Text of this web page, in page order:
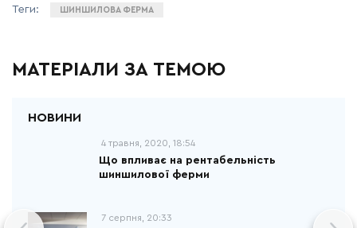
ШИНШИЛОВА ФЕРМА
МАТЕРІАЛИ ЗА ТЕМОЮ
4 травня, 2020, 18:54
Що впливає на рентабельність
шиншилової ферми
7 серпня, 20:33